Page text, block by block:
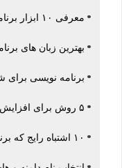
معرفی ۱۰ ابزار برنامه نویسی برای همه
بهترین زبان های
برنامه نویسی
۵ روش برای افزایش مهارت برنامه نویسی خود
۱۰ اشتباه رایج که برنامه نویسان مبتدی مرتکب می شوند